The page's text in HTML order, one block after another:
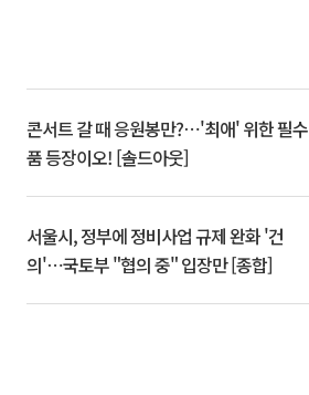
콘서트 갈 때 응원봉만?⋯'최애' 위한 필수
품 등장이오! [솔드아웃]
서울시, 정부에 정비사업 규제 완화 '건
의'⋯국토부 "협의 중" 입장만 [종합]